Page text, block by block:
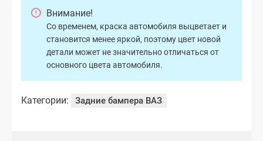
Внимание!
Со временем, краска автомобиля выцветает и
становится менее яркой, поэтому цвет новой
детали может не значительно отличаться от
основного цвета автомобиля.
Категории: Задние бампера ВАЗ